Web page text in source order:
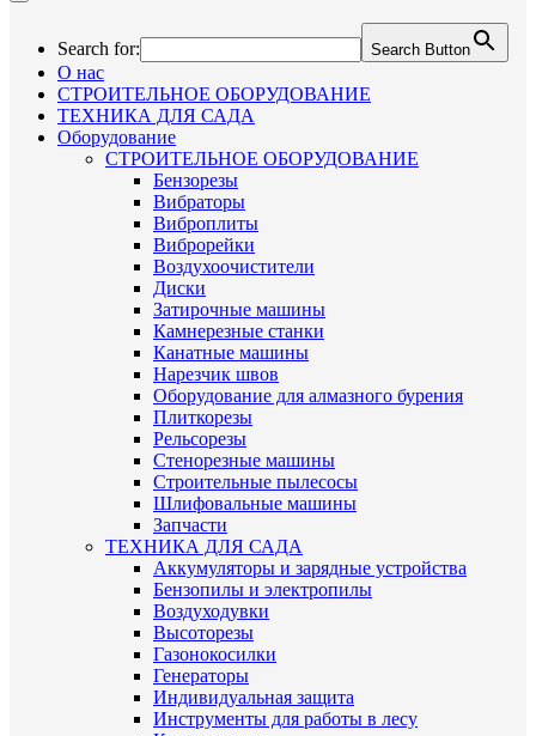
Search for: Search Button
О нас
СТРОИТЕЛЬНОЕ ОБОРУДОВАНИЕ
ТЕХНИКА ДЛЯ САДА
Оборудование
СТРОИТЕЛЬНОЕ ОБОРУДОВАНИЕ
Бензорезы
Вибраторы
Виброплиты
Виброрейки
Воздухоочистители
Диски
Затирочные машины
Камнерезные станки
Канатные машины
Нарезчик швов
Оборудование для алмазного бурения
Плиткорезы
Рельсорезы
Стенорезные машины
Строительные пылесосы
Шлифовальные машины
Запчасти
ТЕХНИКА ДЛЯ САДА
Аккумуляторы и зарядные устройства
Бензопилы и электропилы
Воздуходувки
Высоторезы
Газонокосилки
Генераторы
Индивидуальная защита
Инструменты для работы в лесу